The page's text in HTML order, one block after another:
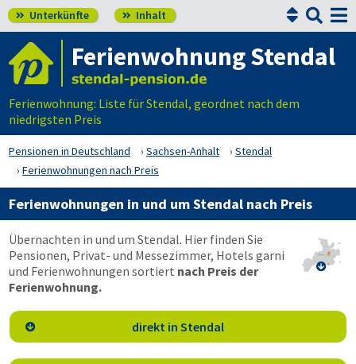
 Unterkünfte  Inhalt 

Ferienwohnung Stendal
Ferienwohnung: Liste für Stendal, geordnet nach dem
niedrigsten Preis
Pensionen in Deutschland Sachsen-Anhalt
Stendal
Ferienwohnungen nach Preis
Ferienwohnungen in und um Stendal nach Preis

Übernachten in und um Stendal. Hier finden Sie
Pensionen, Privat- und Messezimmer, Hotels garni
und Ferienwohnungen sortiert nach Preis der
Ferienwohnung.
 direkt in Stendal